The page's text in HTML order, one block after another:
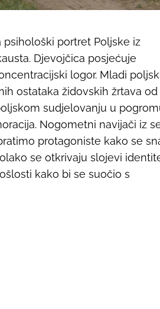
portret Poljske iz
Djevojčica posjećuje
logor. Mladi
ostataka židovskih žrtava od
sudjelovanju u
Nogometni navijači iz
protagoniste kako se
se otkrivaju slojevi
kako bi se suočio s